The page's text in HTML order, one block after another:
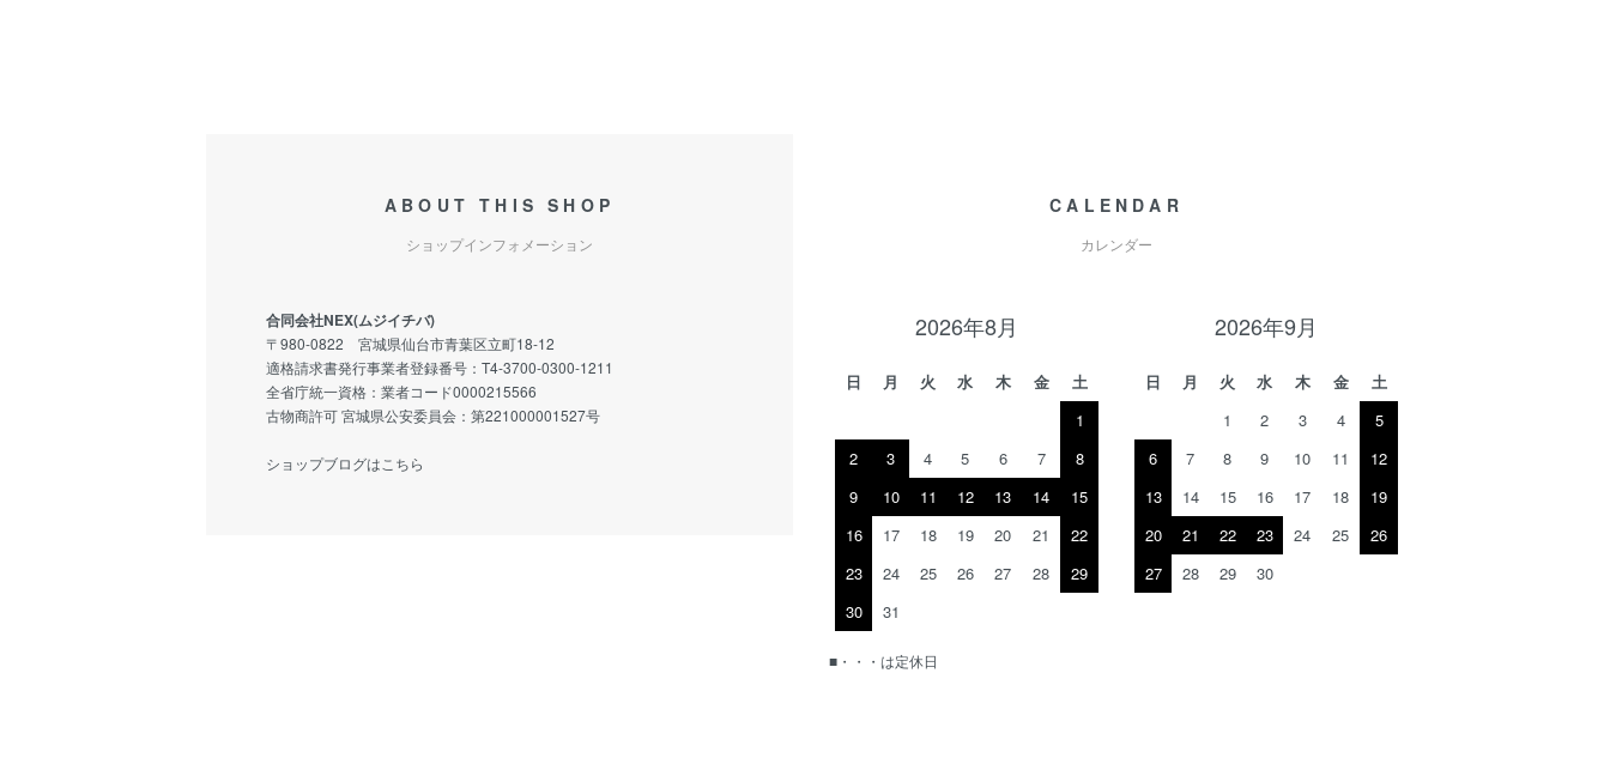
ABOUT THIS SHOP
ショップインフォメーション
合同会社NEX(ムジイチバ)
〒980-0822 宮城県仙台市青葉区立町18-12
適格請求書発行事業者登録番号：T4-3700-0300-1211
全省庁統一資格：業者コード0000215566
古物商許可 宮城県公安委員会：第221000001527号
ショップブログはこちら
CALENDAR
カレンダー
2026年8月
日 月 火 水 木 金
土
1
2
3 4 5 6 7
8
9
10 11 12 13 14
15
16
17 18 19 20 21
22
23
24 25 26 27 28
29
30
31
2026年9月
日 月 火 水 木 金
土
1
2 3 4
5
6
7 8 9 10 11
12
13
14 15 16 17 18
19
20
21 22 23 24 25
26
27
28 29 30
■・・・は定休日